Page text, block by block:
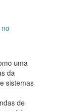
uma
da
sistemas
de